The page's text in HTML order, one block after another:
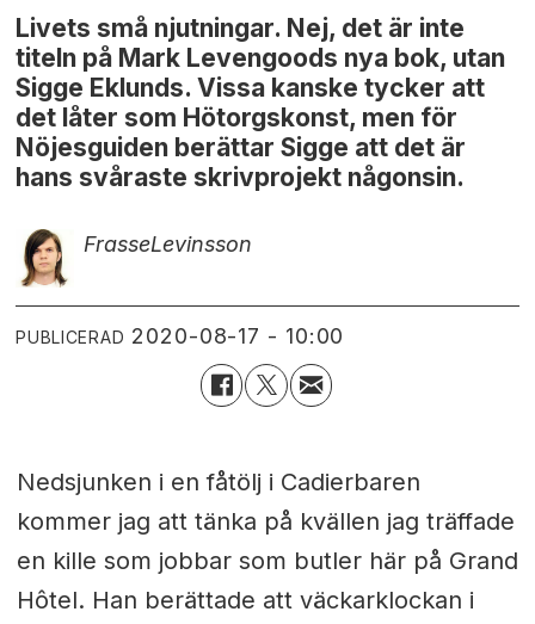
Livets små njutningar. Nej, det är inte
titeln på Mark Levengoods nya bok, utan
Sigge Eklunds. Vissa kanske tycker att
det låter som Hötorgskonst, men för
Nöjesguiden berättar Sigge att det är
hans svåraste skrivprojekt någonsin.
FrasseLevinsson
PUBLICERAD 2020-08-17 - 10:00
Nedsjunken i en fåtölj i Cadierbaren
kommer jag att tänka på kvällen jag träffade
en kille som jobbar som butler här på Grand
Hôtel. Han berättade att väckarklockan i